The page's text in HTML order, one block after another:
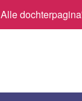
Alle